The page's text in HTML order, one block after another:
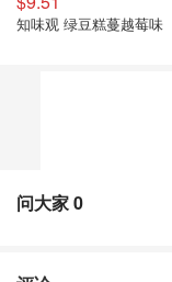
知味观 绿豆糕蔓越莓味
问大家0